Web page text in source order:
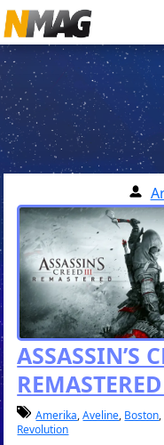
ASSASSIN’S
Amerika,Aveline, Boston,
Revolution